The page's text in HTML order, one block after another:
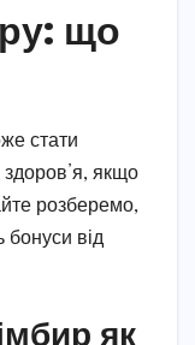
що
стати
якщо
розберемо,
бонуси від
як